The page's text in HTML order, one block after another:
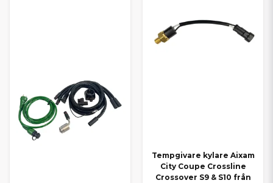
Tempgivare kylare Aixam
City Coupe Crossline
Crossover S9 & S10 från